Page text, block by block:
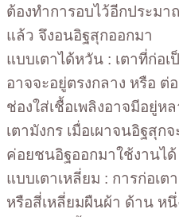
ต้องทำการอบไว้อีกประมา
แล้ว จึงอนอิฐสุกออกมา
แบบเตาได้หวัน : เตาที่ก่อ
อาจจะอยู่ตรงกลาง หรือ ต่
ช่องใส่เชื้อเพลิงอาจมีอยู่ห
เตามังกร เมื่อเผาจนอิฐสุก
ค่อยชนอิฐออกมาใช้งานได้
แบบเตาเหลี่ยม : การก่อเต
หรือสี่เหลี่ยมผืนผ้า ด้าน ห